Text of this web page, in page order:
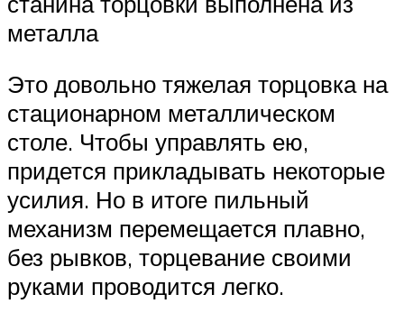
металла
Это довольно тяжелая торцовка на
стационарном металлическом
столе. Чтобы управлять ею,
придется прикладывать некоторые
усилия. Но в итоге пильный
механизм перемещается плавно,
без рывков, торцевание своими
руками проводится легко.